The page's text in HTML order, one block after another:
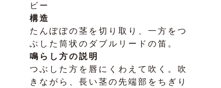
ビー
構造
たんぽぽの茎を切り取り、一方をつ
ぶした筒状のダブルリードの笛。
鳴らし方の説明
つぶした方を唇にくわえて吹く。吹
きながら、長い茎の先端部をちぎり